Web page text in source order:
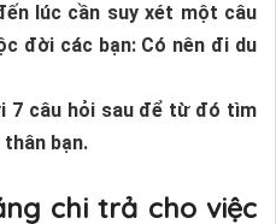
lúc cần suy xét một câu
đời các bạn: Có nên đi du
7 câu hỏi sau để từ đó tìm
bạn.
chi trả cho việc